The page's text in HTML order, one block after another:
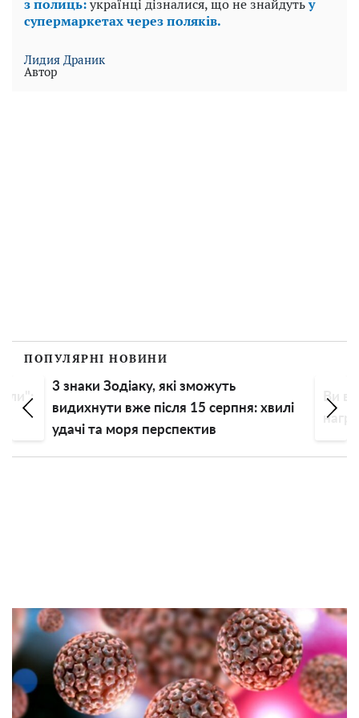
з полиць:українці дізналися, що не знайдутьу
супермаркетах через поляків.
Лидия Драник
Автор
ПОПУЛЯРНІ НОВИНИ
3 знаки Зодіаку, які зможуть
видихнути вже після 15 серпня: хвилі
удачі та моря перспектив
Ви